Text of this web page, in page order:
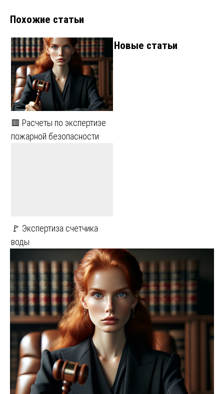
записям
Похожие статьи
🟥 Расчеты по экспертизе
пожарной безопасности
🚩 Экспертиза счетчика
воды
Новые статьи